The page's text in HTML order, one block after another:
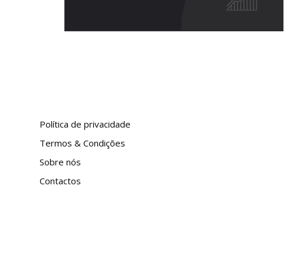
Política de privacidade
Termos & Condições
Sobre nós
Contactos